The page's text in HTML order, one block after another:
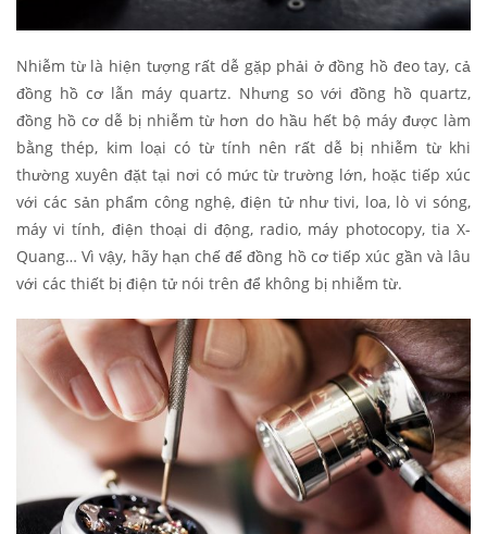
Nhiễm từ là hiện tượng rất dễ gặp phải ở đồng hồ đeo tay, cả
đồng hồ cơ lẫn máy quartz. Nhưng so với đồng hồ quartz,
đồng hồ cơ dễ bị nhiễm từ hơn do hầu hết bộ máy được làm
bằng thép, kim loại có từ tính nên rất dễ bị nhiễm từ khi
thường xuyên đặt tại nơi có mức từ trường lớn, hoặc tiếp xúc
với các sản phẩm công nghệ, điện tử như tivi, loa, lò vi sóng,
máy vi tính, điện thoại di động, radio, máy photocopy, tia X-
Quang… Vì vậy, hãy hạn chế để đồng hồ cơ tiếp xúc gần và lâu
với các thiết bị điện tử nói trên để không bị nhiễm từ.